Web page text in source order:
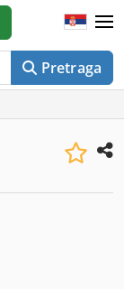
Pretraga